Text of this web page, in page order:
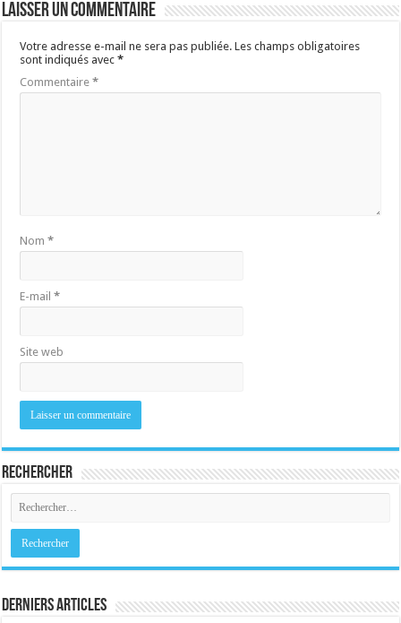
Laisser un commentaire
Votre adresse e-mail ne sera pas publiée. Les champs obligatoires
sont indiqués avec*
Commentaire*
Nom*
E-mail*
Site web
Rechercher
Derniers Articles